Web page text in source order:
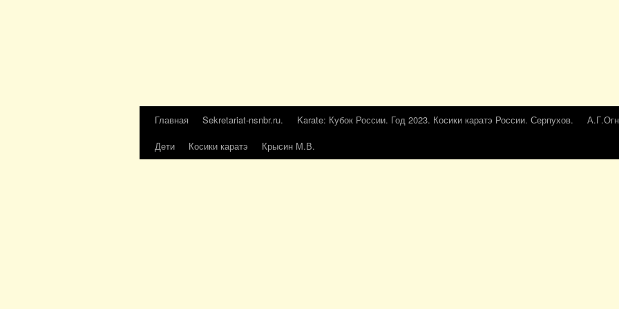
Главная Sekretariat-nsnbr.ru. Karate: Кубок России. Год 2023. Косики каратэ России. Серпухов.
Дети
Косики каратэ Крысин М.В.